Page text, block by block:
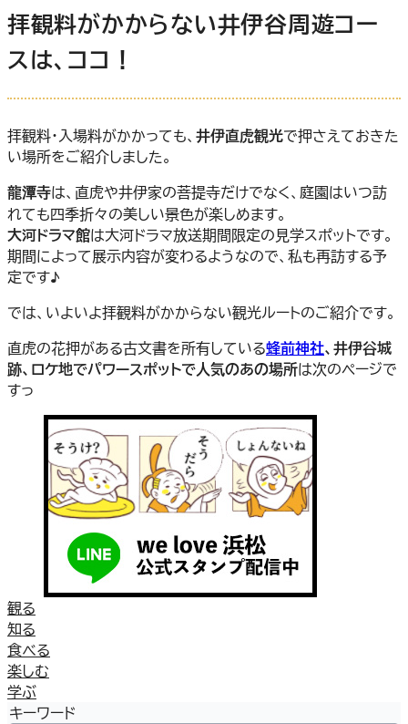
拝観料がかからない井伊谷周遊コー
スは、ココ！
拝観料・入場料がかかっても、 井伊直虎観光で押さえておきた
い場所をご紹介しました。
龍潭寺は、直虎や井伊家の菩提寺だけでなく、庭園はいつ訪
れても四季折々の美しい景色が楽しめます。
大河ドラマ館は大河ドラマ放送期間限定の見学スポットです。
期間によって展示内容が変わるようなので、私も再訪する予
定です♪
では、いよいよ拝観料がかからない観光ルートのご紹介です。
直虎の花押がある古文書を所有している蜂前神社、井伊谷城
跡、ロケ地でパワースポットで人気のあの場所は次のページで
すっ
観る
知る
食べる
楽しむ
学ぶ
キーワード